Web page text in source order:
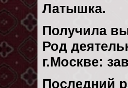
Латышка.
Получила
Род
г.Москве:
Последний